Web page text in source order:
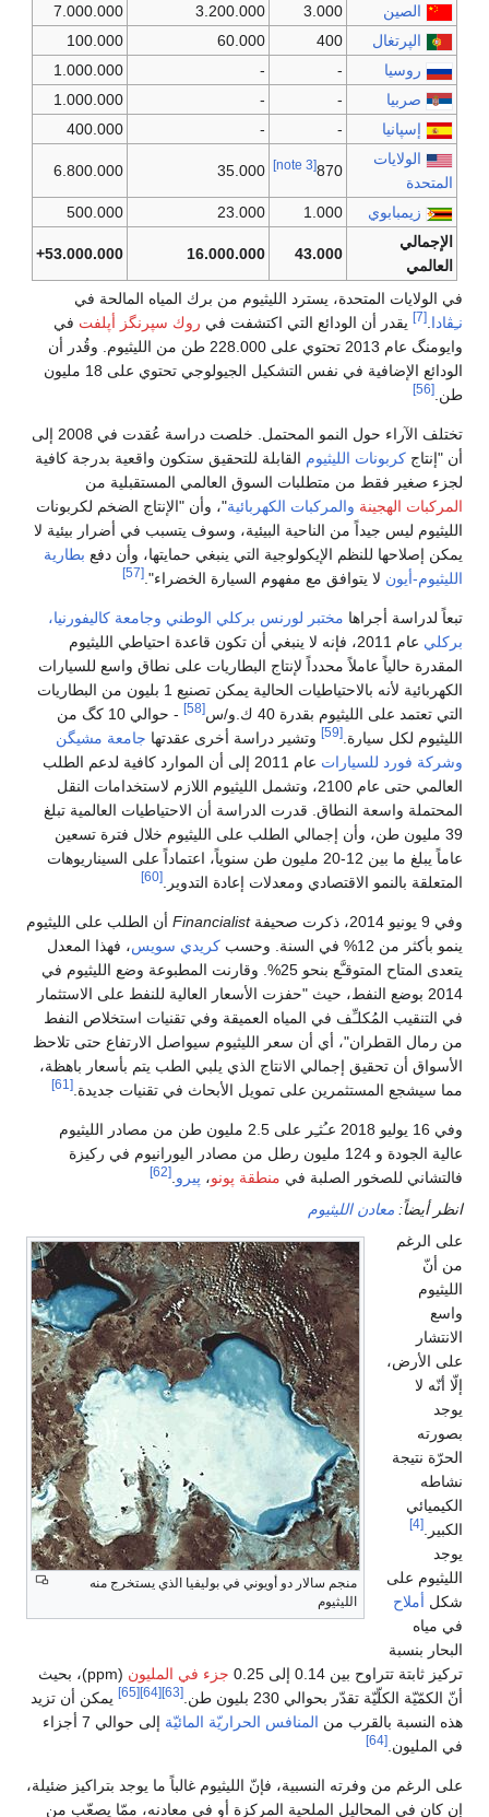
الصين
3.000
3.200.000
7.000.000
الپرتغال
400
60.000
100.000
روسيا
-
-
1.000.000
صربيا
-
-
1.000.000
إسپانيا
-
-
400.000
الولايات
المتحدة
870
[note 3]
35.000
6.800.000
زيمبابوي 1.000
23.000
500.000
الإجمالي
العالمي
43.000
16.000.000
53.000.000+
في الولايات المتحدة، يسترد الليثيوم من برك المياه المالحة في
نـِڤادا.
[7] يقدر أن الودائع التي اكتشفت في روك سپرنگز أپلفت في
وايومنگ عام 2013 تحتوي على 228.000 طن من الليثيوم. وقُدر أن
الودائع الإضافية في نفس التشكيل الجيولوجي تحتوي على 18 مليون
طن.[56]
تختلف الآراء حول النمو المحتمل. خلصت دراسة عُقدت في 2008 إلى
أن "إنتاج كربونات الليثيوم القابلة للتحقيق ستكون واقعية بدرجة كافية
لجزء صغير فقط من متطلبات السوق العالمي المستقبلية من
المركبات الهجينة والمركبات الكهربائية"، وأن "الإنتاج الضخم لكربونات
الليثيوم ليس جيداً من الناحية البيئية، وسوف يتسبب في أضرار بيئية لا
يمكن إصلاحها للنظم الإيكولوجية التي ينبغي حمايتها، وأن دفع بطارية
الليثيوم-أيون لا يتوافق مع مفهوم السيارة الخضراء".[57]
تبعاً لدراسة أجراها مختبر لورنس بركلي الوطني وجامعة كاليفورنيا،
بركلي
عام 2011، فإنه لا ينبغي أن تكون قاعدة احتياطي الليثيوم
المقدرة حالياً عاملاً محدداً لإنتاج البطاريات على نطاق واسع للسيارات
الكهربائية لأنه بالاحتياطيات الحالية يمكن تصنيع 1 بليون من البطاريات
التي تعتمد على الليثيوم بقدرة 40 ك.و/س
[58]
- حوالي 10 كگ من
الليثيوم لكل سيارة.[59] وتشير دراسة أخرى عقدتها جامعة مشيگن
وشركة فورد للسيارات
عام 2011 إلى أن الموارد كافية لدعم الطلب
العالمي حتى عام 2100، وتشمل الليثيوم اللازم لاستخدامات النقل
المحتملة واسعة النطاق. قدرت الدراسة أن الاحتياطيات العالمية تبلغ
39 مليون طن، وأن إجمالي الطلب على الليثيوم خلال فترة تسعين
عاماً يبلغ ما بين 12-20 مليون طن سنوياً، اعتماداً على السيناريوهات
المتعلقة بالنمو الاقتصادي ومعدلات إعادة التدوير.[60]
وفي 9 يونيو 2014، ذكرت صحيفة Financialist أن الطلب على الليثيوم
ينمو بأكثر من 12% في السنة. وحسب
كريدي سويس، فهذا المعدل
يتعدى المتاح المتوقـَّع بنحو 25%. وقارنت المطبوعة وضع الليثيوم في
2014 بوضع النفط، حيث "حفزت الأسعار العالية للنفط على الاستثمار
في التنقيب المُكلـِّف في المياه العميقة وفي تقنيات استخلاص النفط
من رمال القطران"، أي أن سعر الليثيوم سيواصل الارتفاع حتى تلاحظ
الأسواق أن تحقيق إجمالي الانتاج الذي يلبي الطب يتم بأسعار باهظة،
مما سيشجع المستثمرين على تمويل الأبحاث في تقنيات جديدة.[61]
وفي 16 يوليو 2018 عـُثـِر على 2.5 مليون طن من مصادر الليثيوم
عالية الجودة و 124 مليون رطل من مصادر اليورانيوم في ركيزة
فالتشاني للصخور الصلبة في منطقة پونو، پيرو.
[62]
انظر أيضاً: معادن الليثيوم
منجم سالار دو أويوني في بوليفيا الذي يستخرج منه
الليثيوم
على الرغم
من أنّ
الليثيوم
واسع
الانتشار
على الأرض،
إلّا أنّه لا
يوجد
بصورته
الحرّة نتيجة
نشاطه
الكيميائي
الكبير.[4]
يوجد
الليثيوم على
شكل أملاح
في مياه
البحار بنسبة
تركيز ثابتة تتراوح بين 0.14 إلى 0.25
جزء في المليون
(ppm)، بحيث
أنّ الكمّيّة الكلّيّة تقدّر بحوالي 230 بليون طن.
[63]
[64]
[65]
يمكن أن تزيد
هذه النسبة بالقرب من المنافس الحراريّة المائيّة
إلى حوالي 7 أجزاء
في المليون.[64]
على الرغم من وفرته النسبية، فإنّ الليثيوم غالباً ما يوجد بتراكيز ضئيلة،
إن كان في المحاليل الملحية المركزة أو في معادنه، ممّا يصعّب من